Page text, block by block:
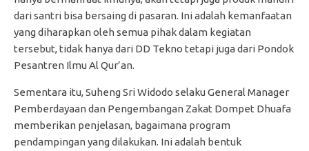
dari santri bisa bersaing di pasaran. Ini adalah kemanfaatan
yang diharapkan oleh semua pihak dalam kegiatan
tersebut, tidak hanya dari DD Tekno tetapi juga dari Pondok
Pesantren Ilmu Al Qur’an.
Sementara itu, Suheng Sri Widodo selaku General Manager
Pemberdayaan dan Pengembangan Zakat Dompet Dhuafa
memberikan penjelasan, bagaimana program
pendampingan yang dilakukan. Ini adalah bentuk